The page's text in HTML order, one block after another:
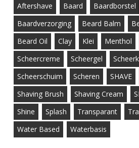
Aftershave Baard Baardborstel
Baardverzorging
Beard Balm
Beard Oil
Clay Klei Menthol
Scheercreme
Scheergel
Scheerschuim
Scheren SHAVE
Shaving Brush
Shaving Cream
Shine
Splash Transparant
Water Based
Waterbasis